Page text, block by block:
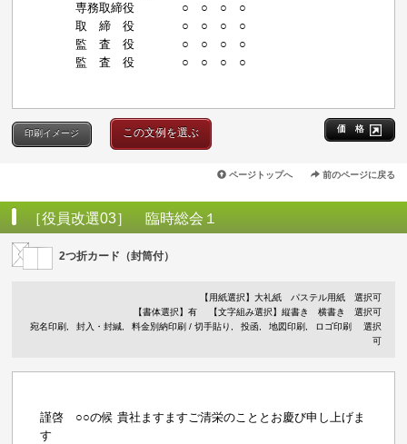
専務取締役 ○ ○ ○ ○
取 締 役 ○ ○ ○ ○
監 査 役 ○ ○ ○ ○
監 査 役 ○ ○ ○ ○
価 格
印刷イメージ この文例を選ぶ
ページトップへ 前のページに戻る
［役員改選03］ 臨時総会１
2つ折カード（封筒付）
【用紙選択】 大礼紙 パステル用紙選択可
【書体選択】有
【文字組み選択】縦書き 横書き 選択可
宛名印刷
封入・封緘 料金別納印刷 / 切手貼り 投函 地図印刷 ロゴ印刷
選択
可
謹啓 ○○の候 貴社ますますご清栄のこととお慶び申し上げま
す